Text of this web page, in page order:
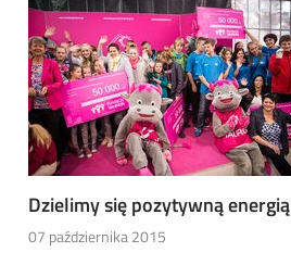
Dzielimy się pozytywną energią
07 października 2015